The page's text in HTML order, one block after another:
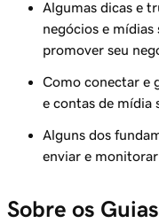
Algumas dicas e
negócios e mídias
promover seu
Como conectar e
e contas de mídia
Alguns dos
enviar e
Sobre os Guias